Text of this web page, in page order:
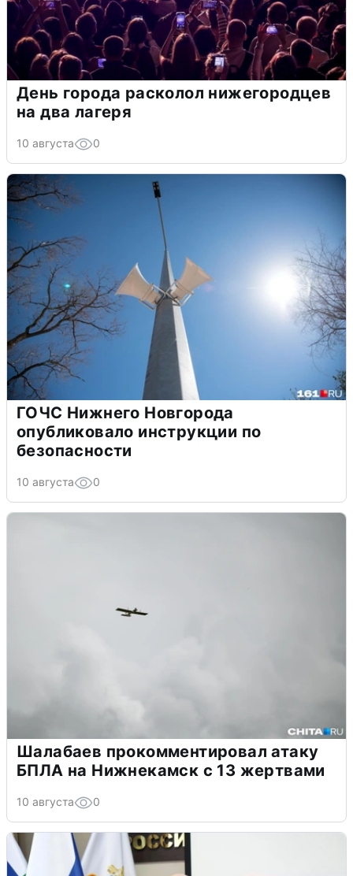
День города расколол нижегородцев
на два лагеря
10 августа 0
ГОЧС Нижнего Новгорода
опубликовало инструкции по
безопасности
10 августа 0
Шалабаев прокомментировал атаку
БПЛА на Нижнекамск с 13 жертвами
10 августа 0